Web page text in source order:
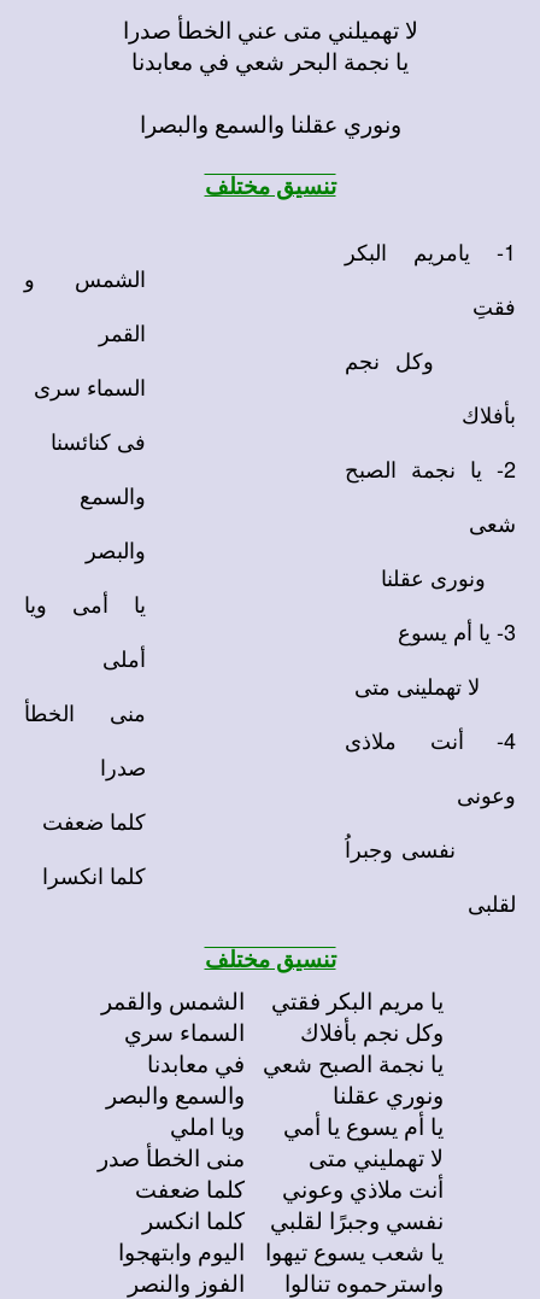
لا تهميلني متى عني الخطأ صدرا
يا نجمة البحر شعي في معابدنا
ونوري عقلنا والسمع والبصرا
تنسيق مختلف
1- يامريم البكر
فقتِ
وكل نجم
بأفلاك
2- يا نجمة الصبح
شعى
ونورى عقلنا
3- يا أم يسوع
لا تهملينى متى
4- أنت ملاذى
وعونى
نفسى وجبراُ
لقلبى
الشمس و
القمر
السماء سرى
فى كنائسنا
والسمع
والبصر
يا أمى ويا
أملى
منى الخطأ
صدرا
كلما ضعفت
كلما انكسرا
تنسيق مختلف
يا مريم البكر فقتي
وكل نجم بأفلاك
يا نجمة الصبح شعي
ونوري عقلنا
يا أم يسوع يا أمي
لا تهمليني متى
أنت ملاذي وعوني
نفسي وجبرًا لقلبي
يا شعب يسوع تيهوا
واسترحموه تنالوا
الشمس والقمر
السماء سري
في معابدنا
والسمع والبصر
ويا املي
منى الخطأ صدر
كلما ضعفت
كلما انكسر
اليوم وابتهجوا
الفوز والنصر